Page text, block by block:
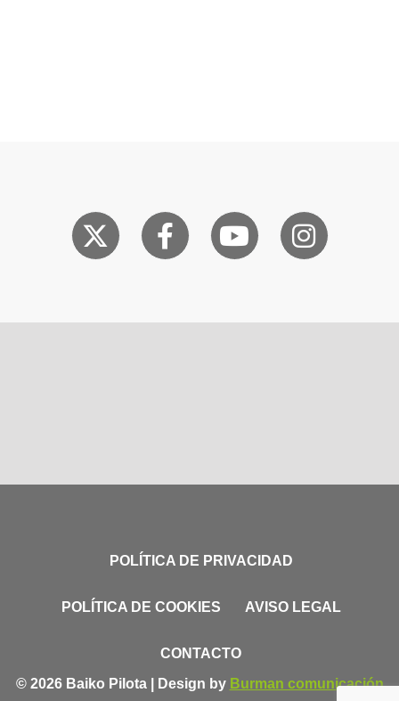
POLÍTICA DE PRIVACIDAD
POLÍTICA DE COOKIES AVISO LEGAL
CONTACTO
© 2026 Baiko Pilota | Design by Burman comunicación